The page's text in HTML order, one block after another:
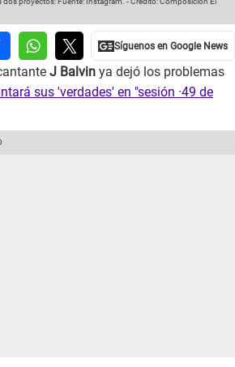
J Balvin ya dejó los problemas
sus 'verdades' en "sesión ·49 de